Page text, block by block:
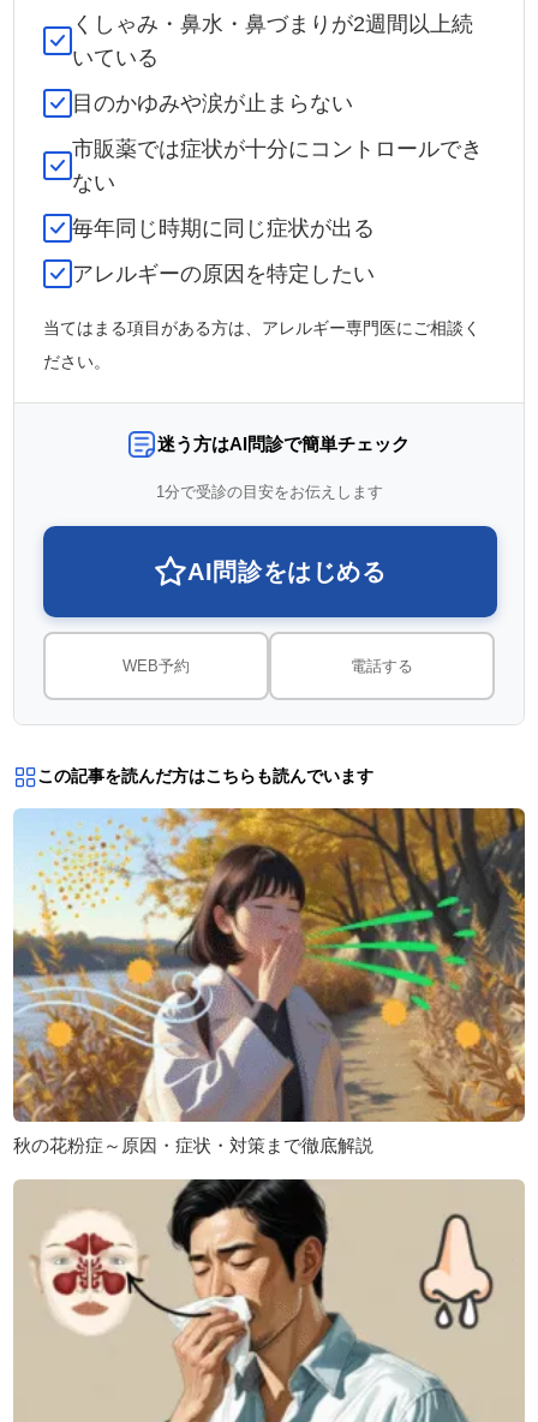
くしゃみ・鼻水・鼻づまりが2週間以上続
いている
目のかゆみや涙が止まらない
市販薬では症状が十分にコントロールでき
ない
毎年同じ時期に同じ症状が出る
アレルギーの原因を特定したい
当てはまる項目がある方は、アレルギー専門医にご相談く
ださい。
迷う方はAI問診で簡単チェック
1分で受診の目安をお伝えします
AI問診をはじめる
WEB予約 電話する
この記事を読んだ方はこちらも読んでいます
秋の花粉症～原因・症状・対策まで徹底解説